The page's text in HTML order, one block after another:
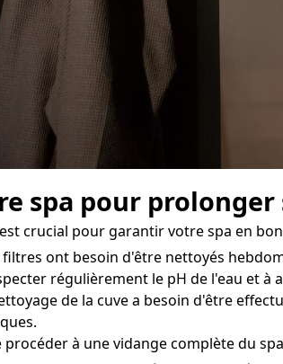
spa pour prolonger
crucial pour garantir votre spa en
filtres ont besoin d'être nettoyés
régulièrement le pH de l'eau et
de la cuve a besoin d'être
procéder à une vidange complète du